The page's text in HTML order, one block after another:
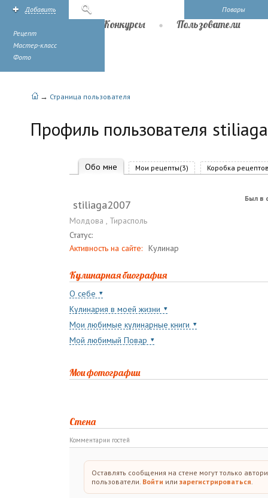
Повары
Добавить
Рецепт
Мастер-класс
Фото
Конкурсы Пользователи
→ Страница пользователя
Профиль пользователя
Обо мне Мои рецепты(3) Коробка
stiliaga2007 Был в
Молдова , Тирасполь
Статус:
Активность на сайте: Кулинар
Кулинарная биография
О себе
Кулинария в моей жизни
Мои любимые кулинарные книги
Мой любимый Повар
Мои фотографии
Стена
Комментарии гостей
Оставлять сообщения на стене могут только
пользователи. Войти или зарегистрироваться.